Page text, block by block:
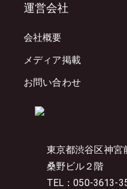
東京都渋谷区神
桑野ビル２階
TEL：050-3613-
運営会社
会社概要
メディア掲載
お問い合わせ